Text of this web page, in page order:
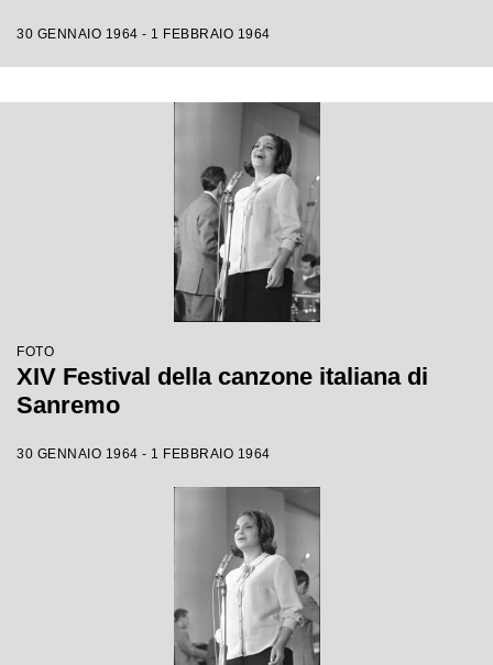
30 GENNAIO 1964 - 1 FEBBRAIO 1964
FOTO
XIV Festival della canzone italiana di
Sanremo
30 GENNAIO 1964 - 1 FEBBRAIO 1964